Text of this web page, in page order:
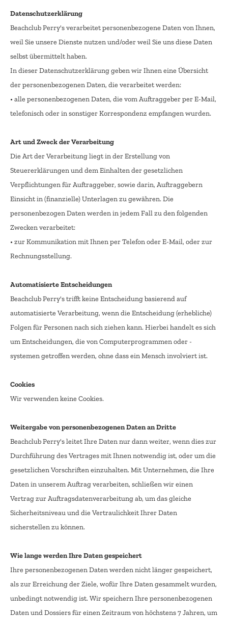
Datenschutzerklärung
Beachclub Perry's verarbeitet personenbezogene Daten von Ihnen,
weil Sie unsere Dienste nutzen und/oder weil Sie uns diese Daten
selbst übermittelt haben.
In dieser Datenschutzerklärung geben wir Ihnen eine Übersicht
der personenbezogenen Daten, die verarbeitet werden:
• alle personenbezogenen Daten, die vom Auftraggeber per E-Mail,
telefonisch oder in sonstiger Korrespondenz empfangen wurden.
Art und Zweck der Verarbeitung
Die Art der Verarbeitung liegt in der Erstellung von
Steuererklärungen und dem Einhalten der gesetzlichen
Verpflichtungen für Auftraggeber, sowie darin, Auftraggebern
Einsicht in (finanzielle) Unterlagen zu gewähren. Die
personenbezogen Daten werden in jedem Fall zu den folgenden
Zwecken verarbeitet:
• zur Kommunikation mit Ihnen per Telefon oder E-Mail, oder zur
Rechnungsstellung.
Automatisierte Entscheidungen
Beachclub Perry's trifft keine Entscheidung basierend auf
automatisierte Verarbeitung, wenn die Entscheidung (erhebliche)
Folgen für Personen nach sich ziehen kann. Hierbei handelt es sich
um Entscheidungen, die von Computerprogrammen oder -
systemen getroffen werden, ohne dass ein Mensch involviert ist.
Cookies
Wir verwenden keine Cookies.
Weitergabe von personenbezogenen Daten an Dritte
Beachclub Perry's leitet Ihre Daten nur dann weiter, wenn dies zur
Durchführung des Vertrages mit Ihnen notwendig ist, oder um die
gesetzlichen Vorschriften einzuhalten. Mit Unternehmen, die Ihre
Daten in unserem Auftrag verarbeiten, schließen wir einen
Vertrag zur Auftragsdatenverarbeitung ab, um das gleiche
Sicherheitsniveau und die Vertraulichkeit Ihrer Daten
sicherstellen zu können.
Wie lange werden Ihre Daten gespeichert
Ihre personenbezogenen Daten werden nicht länger gespeichert,
als zur Erreichung der Ziele, wofür Ihre Daten gesammelt wurden,
unbedingt notwendig ist. Wir speichern Ihre personenbezogenen
Daten und Dossiers für einen Zeitraum von höchstens 7 Jahren, um